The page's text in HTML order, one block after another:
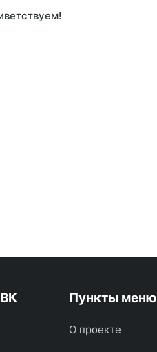
Пункты меню
О проекте